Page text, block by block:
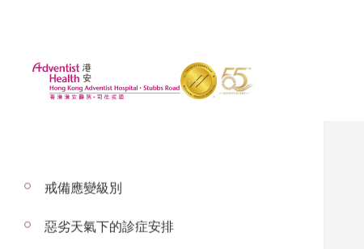
推廣
戒備應變級別
惡劣天氣下的診症安排